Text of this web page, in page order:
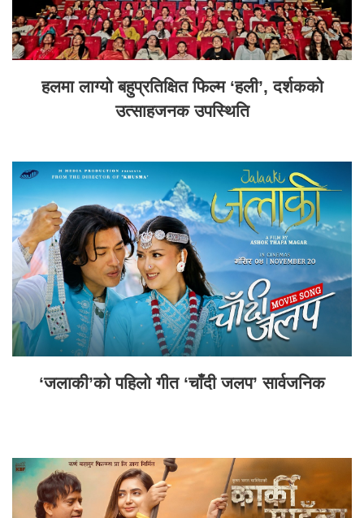
हलमा लाग्यो बहुप्रतिक्षित फिल्म ‘हली’, दर्शकको
उत्साहजनक उपस्थिति
‘जलाकी’को पहिलो गीत ‘चाँदी जलप’ सार्वजनिक